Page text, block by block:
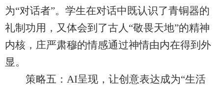
为“对话者”。学生在对话中既认识了青铜器的
礼制功用，又体会到了古人“敬畏天地”的精神
内核，庄严肃穆的情感通过神情由内在得到外
显。
策略五：AI呈现，让创意表达成为“生活